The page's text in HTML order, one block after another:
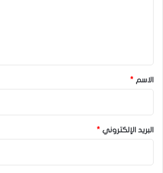
*
الاسم *
البريد الإلكتروني *